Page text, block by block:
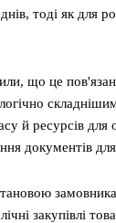
тоді як для
що це
й ресурсів для
документів для
закупівлі